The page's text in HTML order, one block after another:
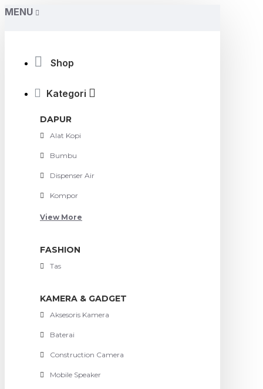
MENU
Shop
Kategori
DAPUR
Alat Kopi
Bumbu
Dispenser Air
Kompor
View More
FASHION
Tas
KAMERA & GADGET
Aksesoris Kamera
Baterai
Construction Camera
Mobile Speaker